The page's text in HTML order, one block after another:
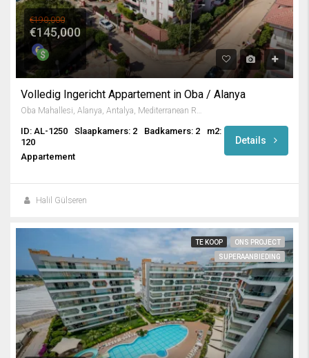
€190,000
€145,000
Volledig Ingericht Appartement in Oba / Alanya
ID: AL-1250 Slaapkamers: 2 Badkamers: 2
m2:
120
Appartement
Details
Halil Gülseren
TE KOOP
ONS PROJECT
SUPERAANBIEDING